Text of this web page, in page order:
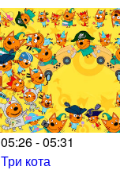
05:26 - 05:31
Три кота